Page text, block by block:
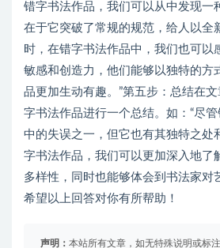
错字书法作品，我们可以从中发现一
在于它突破了常规的规范，给人以全
时，在错字书法作品中，我们也可以
敏感和创造力，他们能够以独特的方
品更加生动有趣。”第五步：总结在
字书法作品进行一个总结。如：“尽
中的失误之一，但它也有其独特之处
字书法作品，我们可以更加深入地了
多样性，同时也能够体会到书法家对
希望以上回答对你有所帮助！
声明： 本站所有文章，如无特殊说明或标